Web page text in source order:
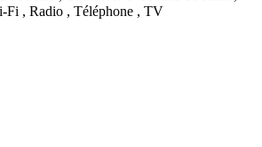
Fi , Radio , Téléphone , TV